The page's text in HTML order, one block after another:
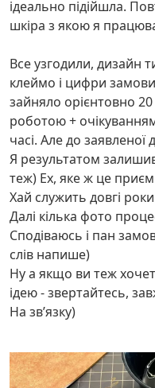
ідеально підійшла.
шкіра з якою я
Все узгодили, дизайн
клеймо і цифри
зайняло орієнтовно
роботою +
часі. Але до заявленої
Я результатом
теж) Ех, яке ж це
Хай служить довгі
Далі кілька фото
Сподіваюсь і пан
слів напише)
Ну а якщо ви теж
ідею - звертайтесь,
На звʼязку)